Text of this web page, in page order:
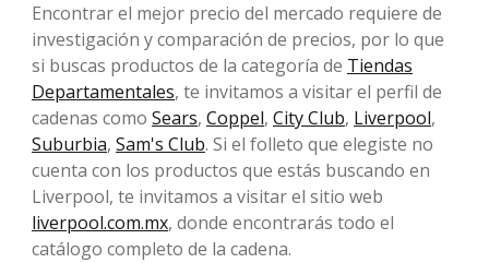
Encontrar el mejor precio del mercado requiere de
investigación y comparación de precios, por lo que
si buscas productos de la categoría de Tiendas
Departamentales, te invitamos a visitar el perfil de
cadenas como Sears, Coppel, City Club, Liverpool,
Suburbia, Sam's Club. Si el folleto que elegiste no
cuenta con los productos que estás buscando en
Liverpool, te invitamos a visitar el sitio web
liverpool.com.mx, donde encontrarás todo el
catálogo completo de la cadena.